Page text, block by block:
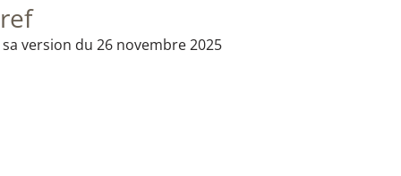
version du 26 novembre 2025